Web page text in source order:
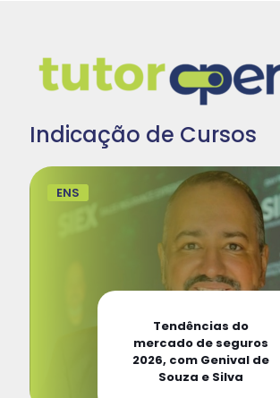
Indicação de Cursos
ENS
Tendências do
mercado de seguros
2026, com Genival de
Souza e Silva